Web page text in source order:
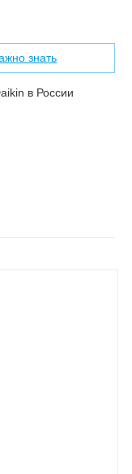
знать
в России